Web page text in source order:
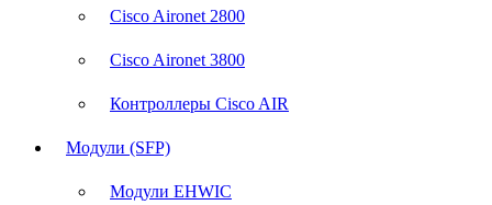
Cisco Aironet 2800
Cisco Aironet 3800
Контроллеры Cisco AIR
Модули (SFP)
Модули EHWIC